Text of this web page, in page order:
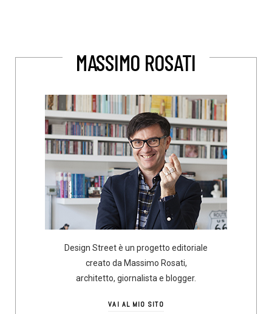
MASSIMO ROSATI
Design Street è un progetto editoriale
creato da Massimo Rosati,
architetto, giornalista e blogger.
VAI AL MIO SITO